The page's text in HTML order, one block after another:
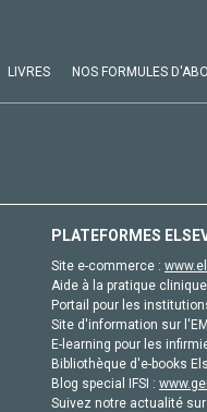
LIVRES NOS FORMULES
PLATEFORMES
Site e-commerce :
Aide à la pratique
Portail pour les
Site d'information sur
E-learning pour les
Bibliothèque d'e-books
Blog special IFSI :
Suivez notre actualité